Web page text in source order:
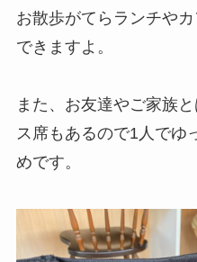
お散歩がてらランチや
できますよ。
また、お友達やご家族
ス席もあるので1人でゆ
めです。